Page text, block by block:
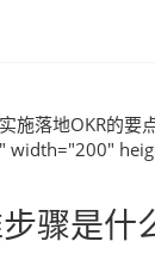
施落地OKR的要
width="200"
骤是什